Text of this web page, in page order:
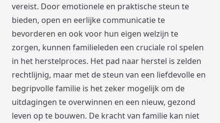
vereist. Door emotionele en praktische steun te
bieden, open en eerlijke communicatie te
bevorderen en ook voor hun eigen welzijn te
zorgen, kunnen familieleden een cruciale rol spelen
in het herstelproces. Het pad naar herstel is zelden
rechtlijnig, maar met de steun van een liefdevolle en
begripvolle familie is het zeker mogelijk om de
uitdagingen te overwinnen en een nieuw, gezond
leven op te bouwen. De kracht van familie kan niet